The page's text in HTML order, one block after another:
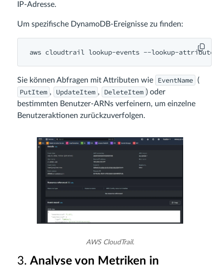
IP-Adresse.
Um spezifische DynamoDB-Ereignisse zu finden:
Sie können Abfragen mit Attributen wie EventName (
PutItem , UpdateItem , DeleteItem ) oder
bestimmten Benutzer-ARNs verfeinern, um einzelne
Benutzeraktionen zurückzuverfolgen.
AWS CloudTrail.
3. Analyse von Metriken in